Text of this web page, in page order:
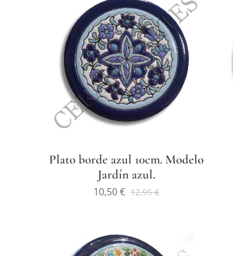
Plato borde azul 10cm. Modelo
Jardín azul.
10,50€ 12,95€